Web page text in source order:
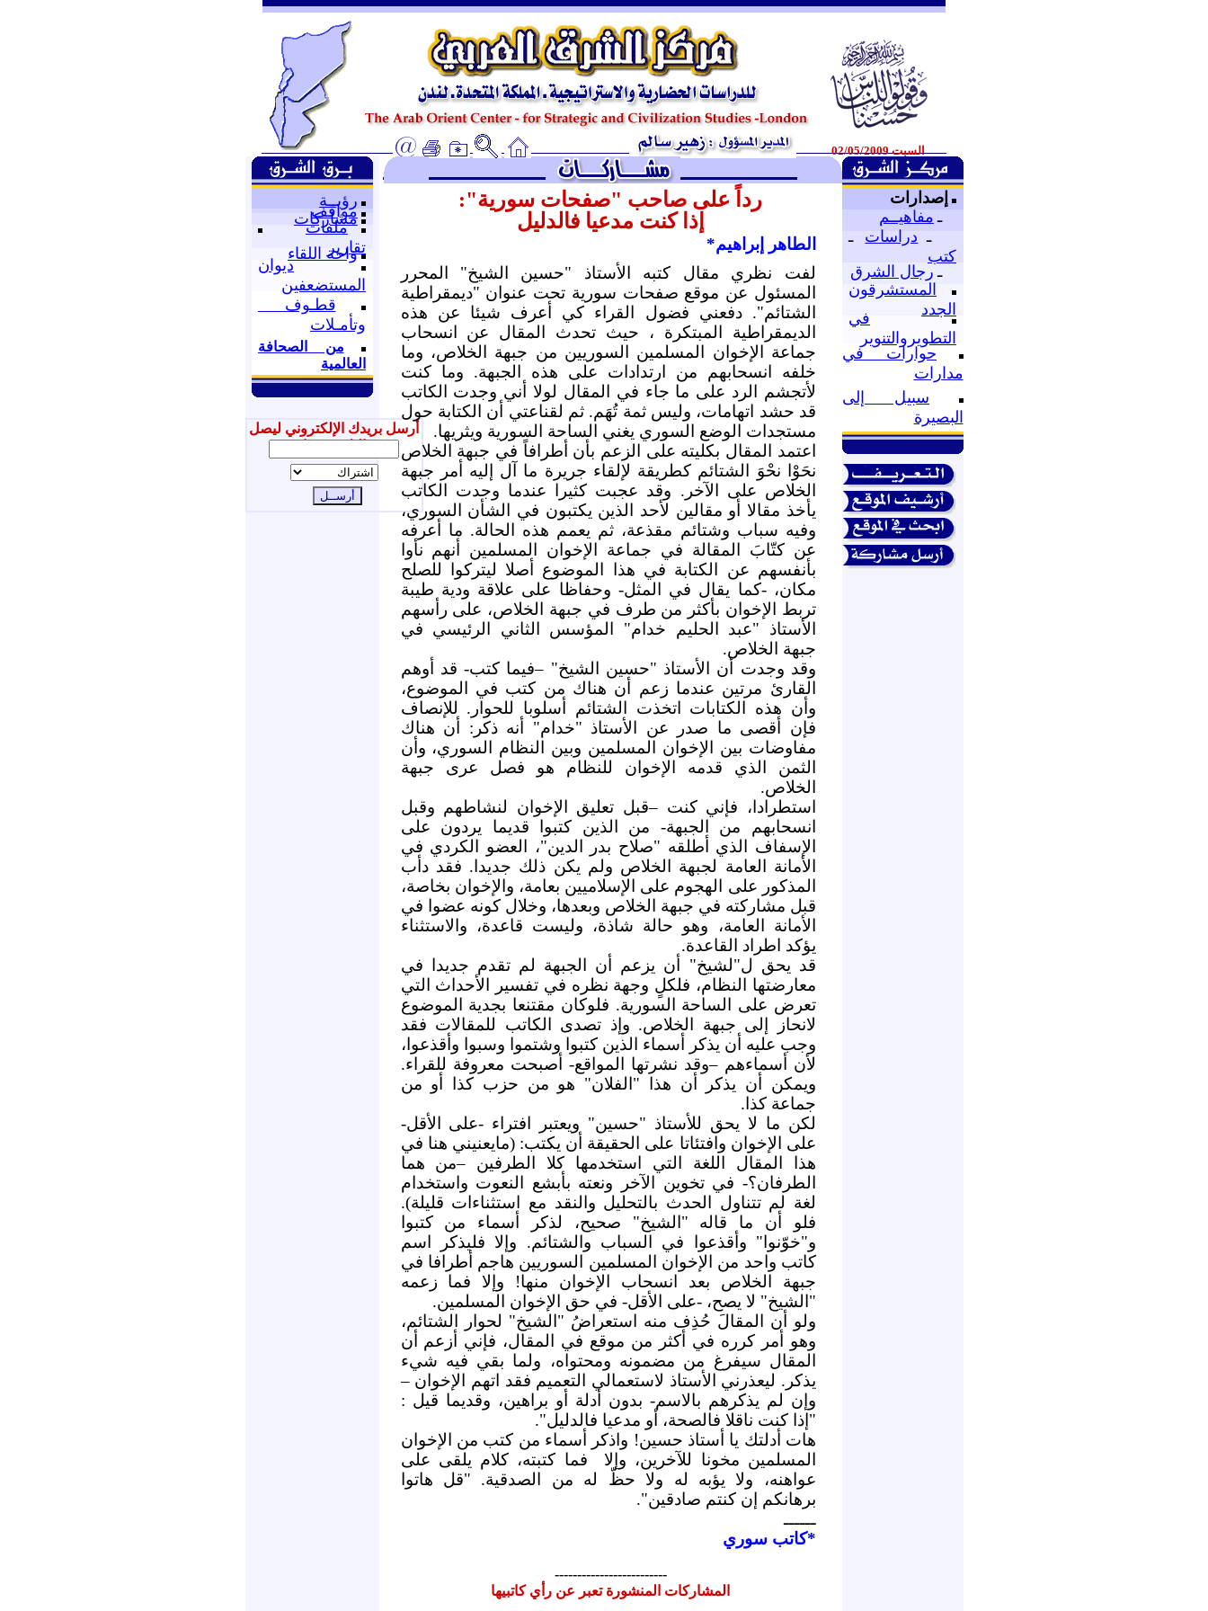
ـ
السبت 02/05/2009
رؤيــة
مواقف
مشاركات
ملفات
تقارير
واحة اللقاء
ديوان
المستضعفين
قطـوف
وتأمـلات
من الصحافة
العالمية
أرسل بريدك الإلكتروني ليصل
إليك جديدنا
إصدارات
ـ مفاهيــم
ـ دراسات
ـ
كتب
ـ رجال الشرق
المستشرقون
الجدد
في
التطويروالتنوير
حوارات في
مدارات
سبيل إلى
البصيرة
رداً على صاحب "صفحات سورية":
إذا كنت مدعيا فالدليل
الطاهر إبراهيم*
لفت نظري مقال كتبه الأستاذ "حسين الشيخ" المحرر
المسئول عن موقع صفحات سورية تحت عنوان "ديمقراطية
الشتائم". دفعني فضول القراء كي أعرف شيئا عن هذه
الديمقراطية المبتكرة ، حيث تحدث المقال عن انسحاب
جماعة الإخوان المسلمين السوريين من جبهة الخلاص، وما
خلفه انسحابهم من ارتدادات على هذه الجبهة. وما كنت
لأتجشم الرد على ما جاء في المقال لولا أني وجدت الكاتب
قد حشد اتهامات، وليس ثمة تُهَم. ثم لقناعتي أن الكتابة حول
مستجدات الوضع السوري يغني الساحة السورية ويثريها.
اعتمد المقال بكليته على الزعم بأن أطرافاً في جبهة الخلاص
نحَوْا نحْوَ الشتائم كطريقة لإلقاء جريرة ما آل إليه أمر جبهة
الخلاص على الآخر. وقد عجبت كثيرا عندما وجدت الكاتب
يأخذ مقالا أو مقالين لأحد الذين يكتبون في الشأن السوري،
وفيه سباب وشتائم مقذعة، ثم يعمم هذه الحالة. ما أعرفه
عن كتّابَ المقالة في جماعة الإخوان المسلمين أنهم نأوا
بأنفسهم عن الكتابة في هذا الموضوع أصلا ليتركوا للصلح
مكان، -كما يقال في المثل- وحفاظا على علاقة ودية طيبة
تربط الإخوان بأكثر من طرف في جبهة الخلاص، على رأسهم
الأستاذ "عبد الحليم خدام" المؤسس الثاني الرئيسي في
جبهة الخلاص.
وقد وجدت أن الأستاذ "حسين الشيخ" –فيما كتب- قد أوهم
القارئ مرتين عندما زعم أن هناك من كتب في الموضوع،
وأن هذه الكتابات اتخذت الشتائم أسلوبا للحوار. للإنصاف
فإن أقصى ما صدر عن الأستاذ "خدام" أنه ذكر: أن هناك
مفاوضات بين الإخوان المسلمين وبين النظام السوري، وأن
الثمن الذي قدمه الإخوان للنظام هو فصل عرى جبهة
الخلاص.
استطرادا، فإني كنت –قبل تعليق الإخوان لنشاطهم وقبل
انسحابهم من الجبهة- من الذين كتبوا قديما يردون على
الإسفاف الذي أطلقه "صلاح بدر الدين"، العضو الكردي في
الأمانة العامة لجبهة الخلاص ولم يكن ذلك جديدا. فقد دأب
المذكور على الهجوم على الإسلاميين بعامة، والإخوان بخاصة،
قبل مشاركته في جبهة الخلاص وبعدها، وخلال كونه عضوا في
الأمانة العامة، وهو حالة شاذة، وليست قاعدة، والاستثناء
يؤكد اطراد القاعدة.
قد يحق ل"لشيخ" أن يزعم أن الجبهة لم تقدم جديدا في
معارضتها النظام، فلكلٍ وجهة نظره في تفسير الأحداث التي
تعرض على الساحة السورية. فلوكان مقتنعا بجدية الموضوع
لانحاز إلى جبهة الخلاص. وإذ تصدى الكاتب للمقالات فقد
وجب عليه أن يذكر أسماء الذين كتبوا وشتموا وسبوا وأقذعوا،
لأن أسماءهم –وقد نشرتها المواقع- أصبحت معروفة للقراء.
ويمكن أن يذكر أن هذا "الفلان" هو من حزب كذا أو من
جماعة كذا.
لكن ما لا يحق للأستاذ "حسين" ويعتبر افتراء -على الأقل-
على الإخوان وافتئاتا على الحقيقة أن يكتب: (مايعنيني هنا في
هذا المقال اللغة التي استخدمها كلا الطرفين –من هما
الطرفان؟- في تخوين الآخر ونعته بأبشع النعوت واستخدام
لغة لم تتناول الحدث بالتحليل والنقد مع استثناءات قليلة).
فلو أن ما قاله "الشيخ" صحيح، لذكر أسماء من كتبوا
و"خوّنوا" وأقذعوا في السباب والشتائم. وإلا فليذكر اسم
كاتب واحد من الإخوان المسلمين السوريين هاجم أطرافا في
جبهة الخلاص بعد انسحاب الإخوان منها! وإلا فما زعمه
"الشيخ" لا يصح، -على الأقل- في حق الإخوان المسلمين.
ولو أن المقالَ حُذِف منه استعراضُ "الشيخ" لحوار الشتائم،
وهو أمر كرره في أكثر من موقع في المقال، فإني أزعم أن
المقال سيفرغ من مضمونه ومحتواه، ولما بقي فيه شيء
يذكر. ليعذرني الأستاذ لاستعمالي التعميم فقد اتهم الإخوان –
وإن لم يذكرهم بالاسم- بدون أدلة أو براهين، وقديما قيل :
"إذا كنت ناقلا فالصحة، أو مدعيا فالدليل".
هات أدلتك يا أستاذ حسين! واذكر أسماء من كتب من الإخوان
المسلمين مخونا للآخرين، وإلا
فما كتبته، كلام يلقى على
عواهنه، ولا يؤبه له ولا حظّ له من الصدقية. "قل هاتوا
برهانكم إن كنتم صادقين".
ــــــ
*كاتب سوري
-------------------------
المشاركات المنشورة تعبر عن رأي كاتبيها